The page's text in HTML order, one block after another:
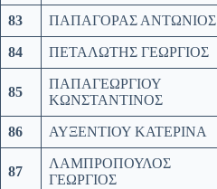
83 ΠΑΠΑΓΟΡΑΣ ΑΝΤΩΝΙΟΣ
84 ΠΕΤΑΛΩΤΗΣ ΓΕΩΡΓΙΟΣ
85
ΠΑΠΑΓΕΩΡΓΙΟΥ
ΚΩΝΣΤΑΝΤΙΝΟΣ
86 ΑΥΞΕΝΤΙΟΥ ΚΑΤΕΡΙΝΑ
87
ΛΑΜΠΡΟΠΟΥΛΟΣ
ΓΕΩΡΓΙΟΣ